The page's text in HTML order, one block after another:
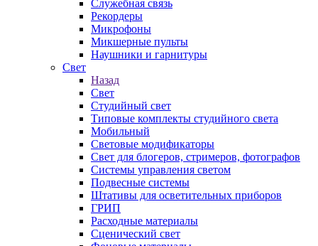
Служебная связь
Рекордеры
Микрофоны
Микшерные пульты
Наушники и гарнитуры
Свет
Назад
Свет
Студийный свет
Типовые комплекты студийного света
Мобильный
Световые модификаторы
Свет для блогеров, стримеров, фотографов
Системы управления светом
Подвесные системы
Штативы для осветительных приборов
ГРИП
Расходные материалы
Сценический свет